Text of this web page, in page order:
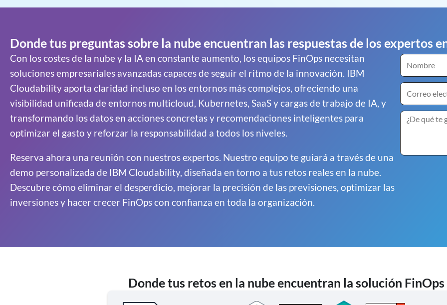
Donde tus preguntas sobre la nube encuentran las respuestas de los expertos
Con los costes de la nube y la IA en constante aumento, los equipos FinOps necesitan
soluciones empresariales avanzadas capaces de seguir el ritmo de la innovación. IBM
Cloudability aporta claridad incluso en los entornos más complejos, ofreciendo una
visibilidad unificada de entornos multicloud, Kubernetes, SaaS y cargas de trabajo de IA, y
transformando los datos en acciones concretas y recomendaciones inteligentes para
optimizar el gasto y reforzar la responsabilidad a todos los niveles.
Reserva ahora una reunión con nuestros expertos. Nuestro equipo te guiará a través de una
demo personalizada de IBM Cloudability, diseñada en torno a tus retos reales en la nube.
Descubre cómo eliminar el desperdicio, mejorar la precisión de las previsiones, optimizar las
inversiones y hacer crecer FinOps con confianza en toda la organización.
Donde tus retos en la nube encuentran la solución